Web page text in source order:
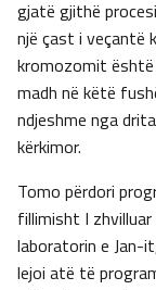
gjatë gjithë
një çast i veçantë
kromozomit
madh në këtë
ndjeshme nga
kërkimor.
Tomo përdori
fillimisht I zhvilluar
laboratorin e Jan-
lejoi atë të